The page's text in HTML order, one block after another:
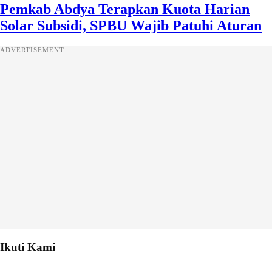
Pemkab Abdya Terapkan Kuota Harian
Solar Subsidi, SPBU Wajib Patuhi Aturan
ADVERTISEMENT
Ikuti Kami